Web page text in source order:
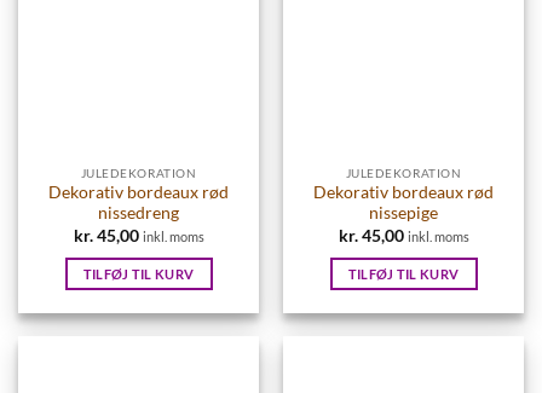
JULEDEKORATION
Dekorativ bordeaux rød
nissedreng
kr.45,00 inkl. moms
TILFØJ TIL KURV
JULEDEKORATION
Dekorativ bordeaux rød
nissepige
kr.45,00 inkl. moms
TILFØJ TIL KURV